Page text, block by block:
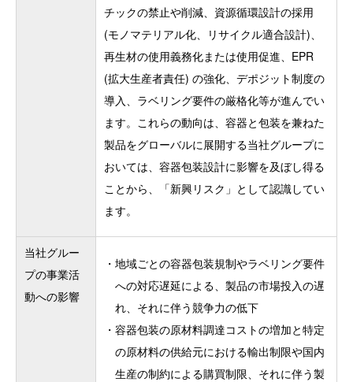
チックの禁止や削減、資源循環設計の採用
(モノマテリアル化、リサイクル適合設計)、
再生材の使用義務化または使用促進、EPR
(拡大生産者責任) の強化、デポジット制度の
導入、ラベリング要件の厳格化等が進んでい
ます。これらの動向は、容器と包装を兼ねた
製品をグローバルに展開する当社グループに
おいては、容器包装設計に影響を及ぼし得る
ことから、「新興リスク」として認識してい
ます。
当社グルー
プの事業活
動への影響
・ 地域ごとの容器包装規制やラベリング要件
への対応遅延による、製品の市場投入の遅
れ、それに伴う競争力の低下
・ 容器包装の原材料調達コストの増加と特定
の原材料の供給元における輸出制限や国内
生産の制約による購買制限、それに伴う製